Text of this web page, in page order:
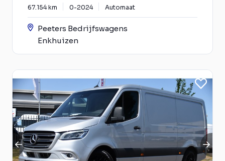
67.154 km 0-2024 Automaat
Peeters Bedrijfswagens
Enkhuizen